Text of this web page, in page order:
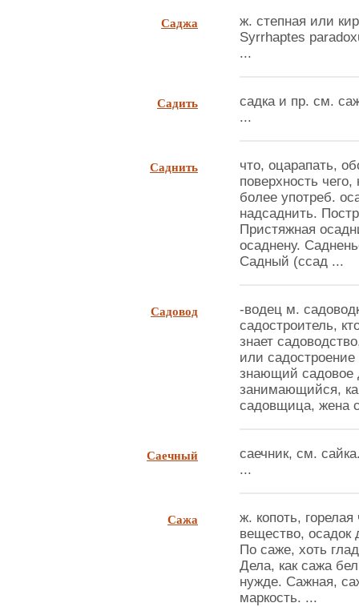
Саджа
ж. степная или
Syrrhaptes
...
Садить
садка и пр. см.
...
Саднить
что, оцарапать,
поверхность
более употреб.
надсаднить.
Пристяжная
осаднену.
Садный (ссад ...
Садовод
-водец м.
садостроитель,
знает
или
знающий садовое
занимающийся,
садовщица, жена
Саечный
саечник, см.
...
Сажа
ж. копоть,
вещество,
По саже, хоть
Дела, как сажа
нужде. Сажная,
маркость. ...